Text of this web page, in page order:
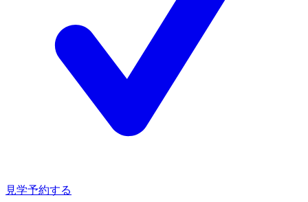
見学予約する